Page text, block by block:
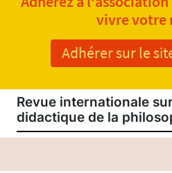
vivre votre
Adhérer sur le
Revue internationale
didactique de la